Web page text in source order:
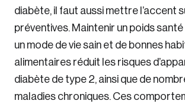
diabète, il faut aussi mettre l’accent
préventives. Maintenir un poids
un mode de vie sain et de bonnes
alimentaires réduit les risques
diabète de type 2, ainsi que de
maladies chroniques. Ces